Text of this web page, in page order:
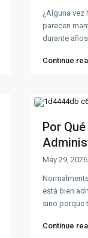
¿Alguna vez
parecen
durante
Continue
Por
May 29, 2026
está bien
sino porque
Continue